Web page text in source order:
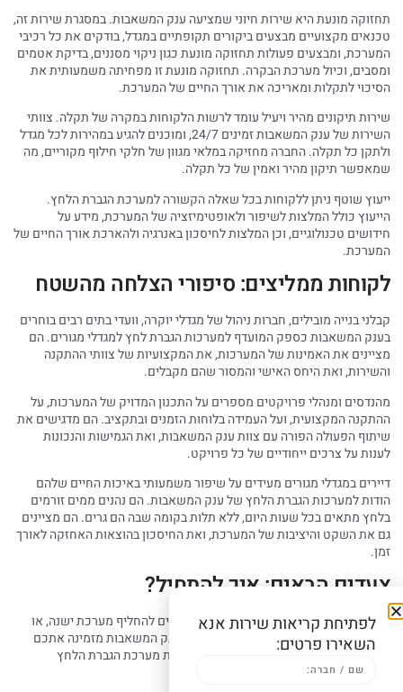
תחזוקה מונעת היא שירות חיוני שמציעה ענק המשאבות. במסגרת שירות זה,
טכנאים מקצועיים מבצעים ביקורים תקופתיים במגדל, בודקים את כל רכיבי
המערכת, ומבצעים פעולות תחזוקה מונעת כגון ניקוי מסננים, בדיקת אטמים
ומסבים, וכיול מערכת הבקרה. תחזוקה מונעת זו מפחיתה משמעותית את
הסיכוי לתקלות ומאריכה את אורך החיים של המערכת.
שירות תיקונים מהיר ויעיל עומד לרשות הלקוחות במקרה של תקלה. צוותי
השירות של ענק המשאבות זמינים 24/7, ומוכנים להגיע במהירות לכל מגדל
ולתקן כל תקלה. החברה מחזיקה במלאי מגוון של חלקי חילוף מקוריים, מה
שמאפשר תיקון מהיר ואמין של כל תקלה.
ייעוץ שוטף ניתן ללקוחות בכל שאלה הקשורה למערכת הגברת הלחץ.
הייעוץ כולל המלצות לשיפור ולאופטימיזציה של המערכת, מידע על
חידושים טכנולוגיים, וכן המלצות לחיסכון באנרגיה ולהארכת אורך החיים של
המערכת.
לקוחות ממליצים: סיפורי הצלחה מהשטח
קבלני בנייה מובילים, חברות ניהול של מגדלי יוקרה, וועדי בתים רבים בוחרים
בענק המשאבות כספק המועדף למערכות הגברת לחץ למגדלי מגורים. הם
מציינים את האמינות של המערכות, את המקצועיות של צוותי ההתקנה
והשירות, ואת היחס האישי והמסור שהם מקבלים.
מהנדסים ומנהלי פרויקטים מספרים על התכנון המדויק של המערכות, על
ההתקנה המקצועית, ועל העמידה בלוחות הזמנים ובתקציב. הם מדגישים את
שיתוף הפעולה הפורה עם צוות ענק המשאבות, ואת הגמישות והנכונות
לענות על צרכים ייחודיים של כל פרויקט.
דיירים במגדלי מגורים מעידים על שיפור משמעותי באיכות החיים שלהם
הודות למערכות הגברת הלחץ של ענק המשאבות. הם נהנים ממים זורמים
בלחץ מתאים בכל שעות היום, ללא תלות בקומה שבה הם גרים. הם מציינים
גם את השקט והיציבות של המערכת, ואת החיסכון בהוצאות האחזקה לאורך
זמן.
צעדים הבאים: איך להתחיל?
אם אתם מתכננים מגדל מגורים חדש, מחפשים להחליף מערכת ישנה, או
מתמודדים עם בעיות לחץ מים בבניין קיים, ענק המשאבות מזמינה אתכם
ליצור קשר עוד היום ולהתחיל בתהליך התאמת מערכת הגברת הלחץ
המושלמת לצרכים שלכם.
לפתיחת קריאות שירות אנא
השאירו פרטים: